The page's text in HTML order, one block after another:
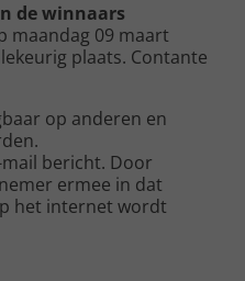
de winnaars
maandag 09 maart
plaats. Contante
op anderen en
bericht. Door
ermee in dat
het internet wordt